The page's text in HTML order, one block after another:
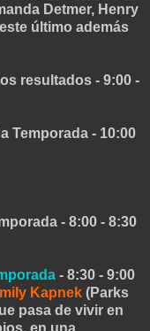
Detmer, Henry
último además
resultados - 9:00 -
Temporada - 10:00
- 8:00 - 8:30
- 8:30 - 9:00
Kapnek (Parks
pasa de vivir en
en una